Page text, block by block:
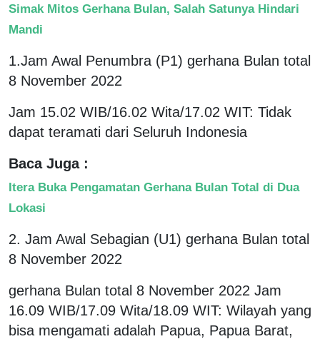
Simak Mitos Gerhana Bulan, Salah Satunya Hindari
Mandi
1.Jam Awal Penumbra (P1) gerhana Bulan total
8 November 2022
Jam 15.02 WIB/16.02 Wita/17.02 WIT: Tidak
dapat teramati dari Seluruh Indonesia
Baca Juga :
Itera Buka Pengamatan Gerhana Bulan Total di Dua
Lokasi
2. Jam Awal Sebagian (U1) gerhana Bulan total
8 November 2022
gerhana Bulan total 8 November 2022 Jam
16.09 WIB/17.09 Wita/18.09 WIT: Wilayah yang
bisa mengamati adalah Papua, Papua Barat,